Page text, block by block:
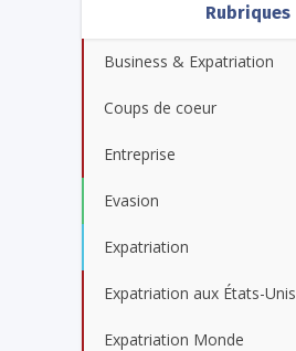
Rubriques
Business & Expatriation
Coups de coeur
Entreprise
Evasion
Expatriation
Expatriation aux États-Unis
Expatriation Monde